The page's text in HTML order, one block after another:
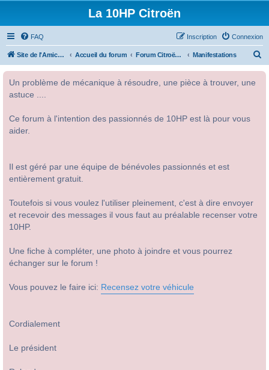
La 10HP Citroën
FAQ Connexion
Inscription
Site de l'Amicale Citroën 10HP Accueil du forum Forum Citroën 10HP Manifestations
Un problème de mécanique à résoudre, une pièce à trouver, une
astuce ....
Ce forum à l'intention des passionnés de 10HP est là pour vous
aider.
Il est géré par une équipe de bénévoles passionnés et est
entièrement gratuit.
Toutefois si vous voulez l'utiliser pleinement, c'est à dire envoyer
et recevoir des messages il vous faut au préalable recenser votre
10HP.
Une fiche à compléter, une photo à joindre et vous pourrez
échanger sur le forum !
Vous pouvez le faire ici: Recensez votre véhicule
Cordialement
Le président